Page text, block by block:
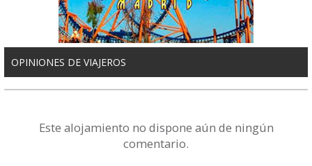
OPINIONES DE VIAJEROS
Este alojamiento no dispone aún de ningún
comentario.